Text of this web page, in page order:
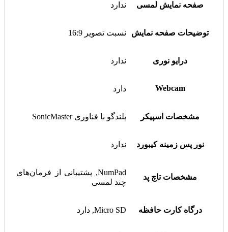
صفحه نمایش لمسی ندارد
توضیحات صفحه نمایش نسبت تصویر 16:9
درایو نوری ندارد
Webcam دارد
مشخصات اسپیکر بلندگو با فناوری SonicMaster
نور پس زمینه کیبورد ندارد
مشخصات تاچ پد
NumPad, پشتیبانی از فرمان‌های
چند لمسی
درگاه کارت حافظه Micro SD, دارد